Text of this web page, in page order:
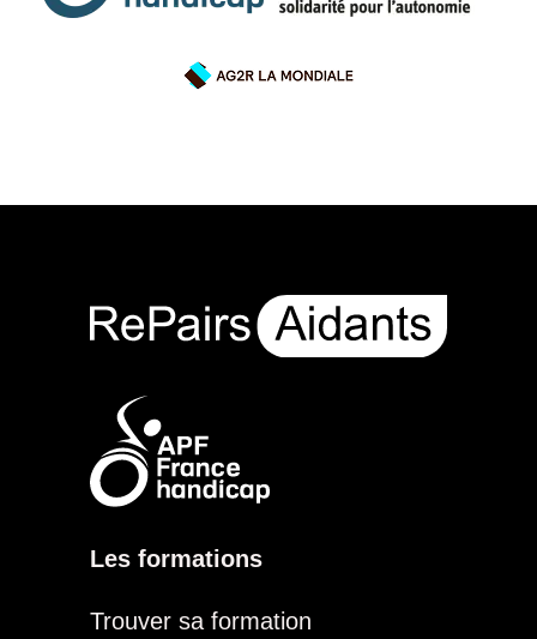
Les formations
Trouver sa formation